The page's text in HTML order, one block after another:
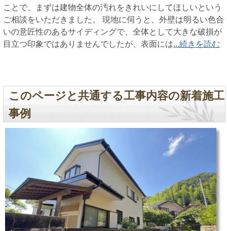
ことで、まずは建物全体の汚れをきれいにしてほしいという
ご相談をいただきました。 現地に伺うと、外壁は明るい色合
いの意匠性のあるサイディングで、全体として大きな破損が
目立つ印象ではありませんでしたが、表面には...続きを読む
このページと共通する工事内容の新着施工
事例